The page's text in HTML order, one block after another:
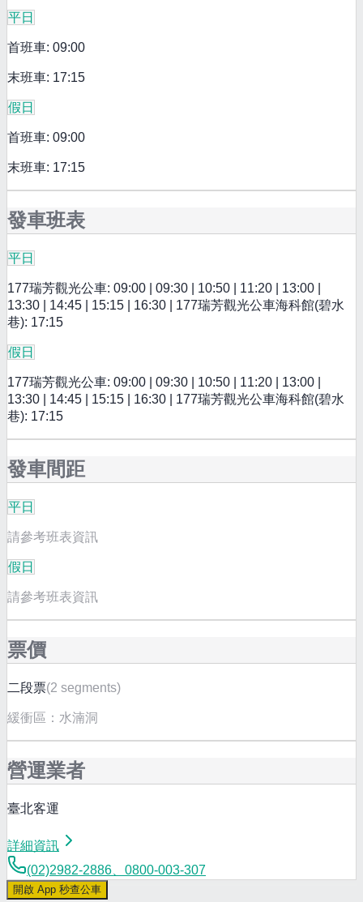
平日
首班車: 09:00
末班車: 17:15
假日
首班車: 09:00
末班車: 17:15
發車班表
平日
177瑞芳觀光公車: 09:00 | 09:30 | 10:50 | 11:20 | 13:00 |
13:30 | 14:45 | 15:15 | 16:30 | 177瑞芳觀光公車海科館(碧水
巷): 17:15
假日
177瑞芳觀光公車: 09:00 | 09:30 | 10:50 | 11:20 | 13:00 |
13:30 | 14:45 | 15:15 | 16:30 | 177瑞芳觀光公車海科館(碧水
巷): 17:15
發車間距
平日
請參考班表資訊
假日
請參考班表資訊
票價
二段票(2 segments)
緩衝區： 水湳洞
營運業者
臺北客運
詳細資訊
(02)2982-2886、0800-003-307
開啟 App 秒查公車